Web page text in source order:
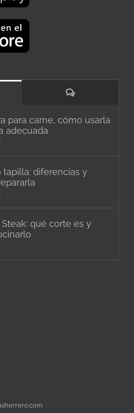
Comentarios
para carne, cómo usarla
adecuada
tapilla: diferencias y
Steak: qué corte es y